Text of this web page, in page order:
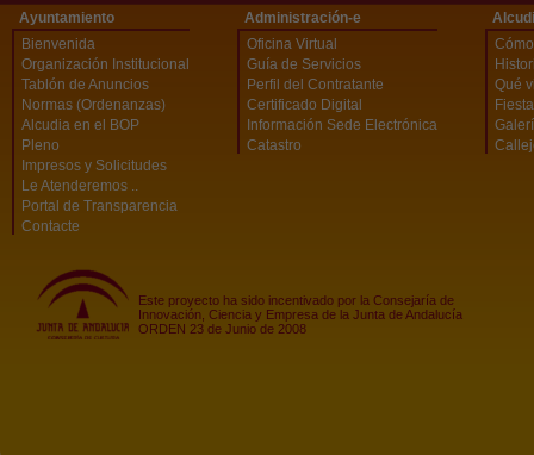
Ayuntamiento
Bienvenida
Organización Institucional
Tablón de Anuncios
Normas (Ordenanzas)
Alcudia en el BOP
Pleno
Impresos y Solicitudes
Le Atenderemos ..
Portal de Transparencia
Contacte
Administración-e
Oficina Virtual
Guía de Servicios
Perfil del Contratante
Certificado Digital
Información Sede Electrónica
Catastro
Qué
Este proyecto ha sido incentivado por la Consejaría de
Innovación, Ciencia y Empresa de la Junta de Andalucía
ORDEN 23 de Junio de 2008